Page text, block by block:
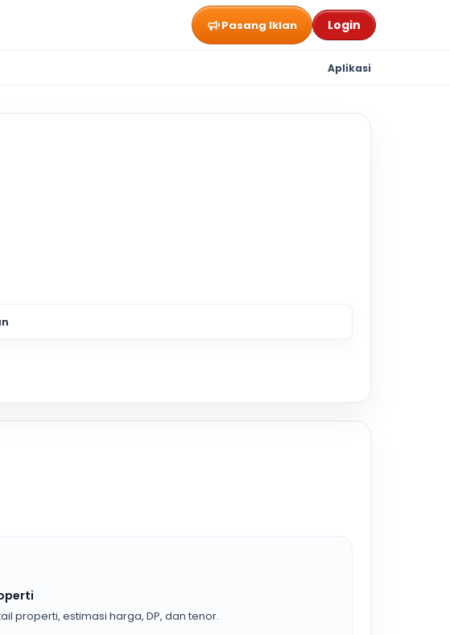
Pasang Iklan Login
Aplikasi
properti, estimasi harga, DP, dan tenor.